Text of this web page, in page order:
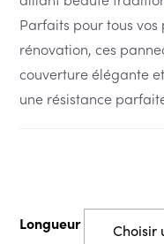
Parfaits pour tous
rénovation, ces
couverture élégante
une résistance
Longueur